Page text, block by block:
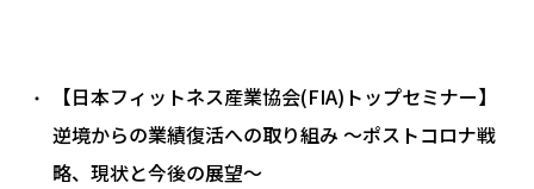
【日本フィットネス産業協会(FIA) トップセミナー】
逆境からの業績復活への取り組み ～ポストコロナ戦
略、現状と今後の展望～